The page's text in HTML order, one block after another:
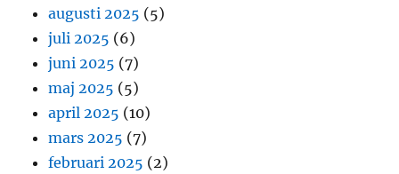
augusti 2025 (5)
juli 2025 (6)
juni 2025 (7)
maj 2025 (5)
april 2025 (10)
mars 2025 (7)
februari 2025 (2)